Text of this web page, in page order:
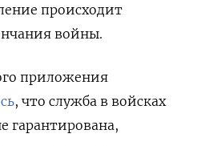
происходит
войны.
приложения
, что служба в войсках
гарантирована,